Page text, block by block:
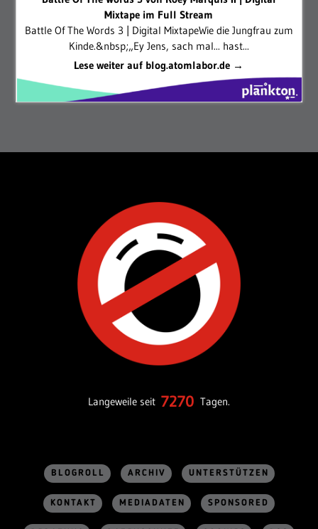
Mixtape im Full Stream
Battle Of The Words 3 | Digital MixtapeWie die Jungfrau zum
Kinde.&nbsp;„Ey Jens, sach mal... hast...
Lese weiter auf blog.atomlabor.de →
Langeweile seit 7270 Tagen.
BLOGROLL ARCHIV UNTERSTÜTZEN
KONTAKT MEDIADATEN SPONSORED